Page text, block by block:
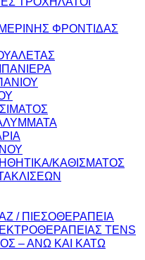
ΦΡΟΝΤΙΔΑΣ
ΚΑΘΙΣΜΑΤΟΣ
/ ΠΙΕΣΟΘΕΡΑΠΕΙΑ
TENS
– ΑΝΩ ΚΑΙ ΚΑΤΩ